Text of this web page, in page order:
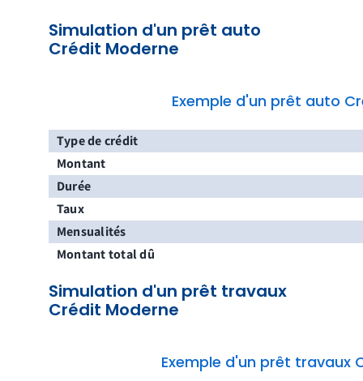
Simulation d'un prêt auto
Crédit Moderne
Exemple d'un prêt auto
Type de crédit
Montant
Durée
Taux
Mensualités
Montant total dû
Simulation d'un prêt travaux
Crédit Moderne
Exemple d'un prêt travaux